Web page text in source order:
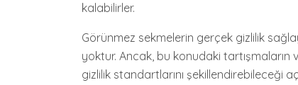
kalabilirler.
Görünmez sekmelerin gerçek gizlilik
yoktur. Ancak, bu konudaki tartışmaların
gizlilik standartlarını şekillendirebileceği